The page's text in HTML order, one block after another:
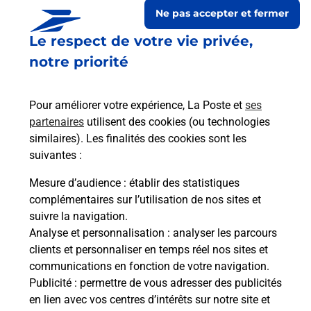
Le respect de votre vie privée,
notre priorité
Pour améliorer votre expérience, La Poste et ses
partenaires utilisent des cookies (ou technologies
similaires). Les finalités des cookies sont les
suivantes :
Mesure d’audience : établir des statistiques
complémentaires sur l’utilisation de nos sites et
suivre la navigation.
Analyse et personnalisation : analyser les parcours
clients et personnaliser en temps réel nos sites et
communications en fonction de votre navigation.
Publicité : permettre de vous adresser des publicités
en lien avec vos centres d’intérêts sur notre site et
Ne pas accepter et fermer
Prochaine collecte du courriersamedià 09h30
Le Village
32550 Auterive
Itinéraire
Le lien s'ouvre dans un nouvel onglet